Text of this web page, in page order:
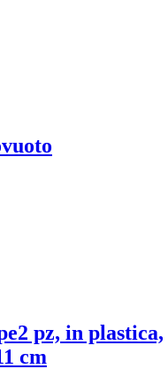
2 pz, in plastica,
cm